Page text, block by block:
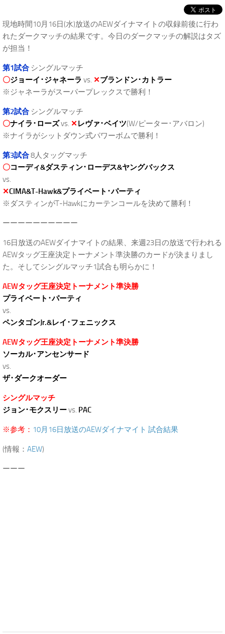
現地時間10月16日(水)放送のAEWダイナマイトの収録前後に行わ
れたダークマッチの結果です。今日のダークマッチの解説はタズ
が担当！
第1試合 シングルマッチ
〇ジョーイ･ジャネーラ vs. ✕ブランドン･カトラー
※ジャネーラがスーパープレックスで勝利！
第2試合 シングルマッチ
〇ナイラ･ローズvs. ✕レヴァ･ベイツ(W/ピーター･アバロン)
※ナイラがシットダウン式パワーボムで勝利！
第3試合8人タッグマッチ
〇コーディ&ダスティン･ローデス&ヤングバックス
vs.
✕CIMA&T-Hawk&プライベート･パーティ
※ダスティンがT-Hawkにカーテンコールを決めて勝利！
ーーーーーーーーーー
16日放送のAEWダイナマイトの結果、来週23日の放送で行われる
AEWタッグ王座決定トーナメント準決勝のカードが決まりまし
た。そしてシングルマッチ1試合も明らかに！
AEWタッグ王座決定トーナメント準決勝
プライベート･パーティ
vs.
ペンタゴンJr.&レイ･フェニックス
AEWタッグ王座決定トーナメント準決勝
ソーカル･アンセンサード
vs.
ザ･ダークオーダー
シングルマッチ
ジョン･モクスリーvs. PAC
※参考： 10月16日放送のAEWダイナマイト 試合結果
(情報： AEW)
ーーー